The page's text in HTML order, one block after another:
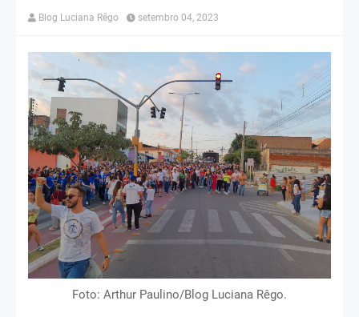
Blog Luciana Rêgo setembro 04, 2023
Foto: Arthur Paulino/Blog Luciana Rêgo.